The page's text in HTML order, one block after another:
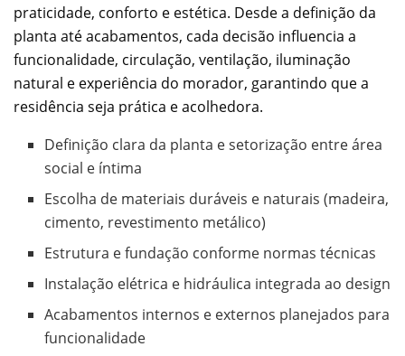
praticidade, conforto e estética. Desde a definição da
planta até acabamentos, cada decisão influencia a
funcionalidade, circulação, ventilação, iluminação
natural e experiência do morador, garantindo que a
residência seja prática e acolhedora.
Definição clara da planta e setorização entre área
social e íntima
Escolha de materiais duráveis e naturais (madeira,
cimento, revestimento metálico)
Estrutura e fundação conforme normas técnicas
Instalação elétrica e hidráulica integrada ao design
Acabamentos internos e externos planejados para
funcionalidade